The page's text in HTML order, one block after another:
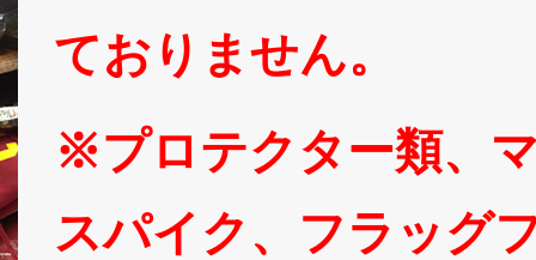
ておりません。
※プロテクター類、
スパイク、フラッグ